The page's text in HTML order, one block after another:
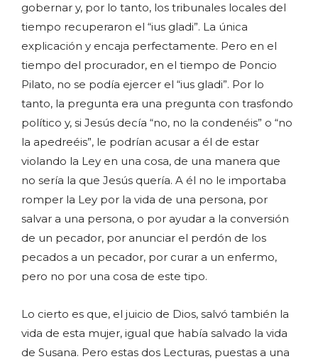
gobernar y, por lo tanto, los tribunales locales del
tiempo recuperaron el “ius gladi”. La única
explicación y encaja perfectamente. Pero en el
tiempo del procurador, en el tiempo de Poncio
Pilato, no se podía ejercer el “ius gladi”. Por lo
tanto, la pregunta era una pregunta con trasfondo
político y, si Jesús decía “no, no la condenéis” o “no
la apedreéis”, le podrían acusar a él de estar
violando la Ley en una cosa, de una manera que
no sería la que Jesús quería. A él no le importaba
romper la Ley por la vida de una persona, por
salvar a una persona, o por ayudar a la conversión
de un pecador, por anunciar el perdón de los
pecados a un pecador, por curar a un enfermo,
pero no por una cosa de este tipo.
Lo cierto es que, el juicio de Dios, salvó también la
vida de esta mujer, igual que había salvado la vida
de Susana. Pero estas dos Lecturas, puestas a una